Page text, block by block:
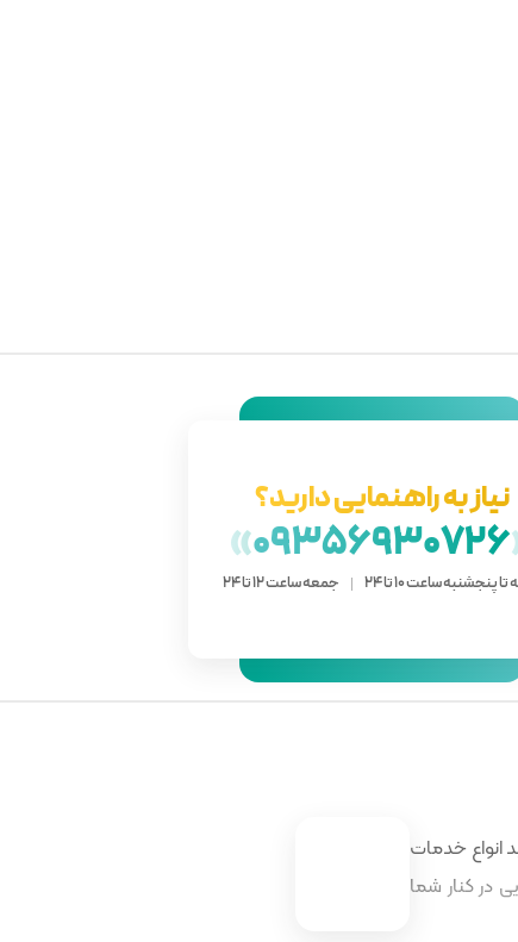
نیاز به راهنمایی دارید؟
09356930726
»
پنجشنبه ساعت 10 تا 24 جمعه ساعت 12 تا 24
انواع خدمات
در کنار شما